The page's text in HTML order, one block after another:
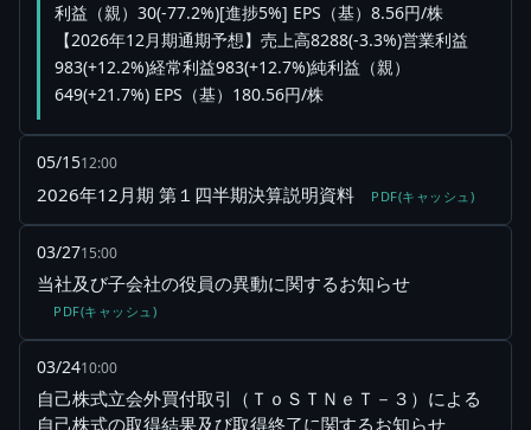
利益（親）30(-77.2%)[進捗5%] EPS（基）8.56円/株
【2026年12月期通期予想】売上高8288(-3.3%)営業利益
983(+12.2%)経常利益983(+12.7%)純利益（親）
649(+21.7%) EPS（基）180.56円/株
05/1512:00
2026年12月期 第１四半期決算説明資料 PDF(キャッシュ)
03/2715:00
当社及び子会社の役員の異動に関するお知らせ
PDF(キャッシュ)
03/2410:00
自己株式立会外買付取引（ＴｏＳＴＮｅＴ－３）による
自己株式の取得結果及び取得終了に関するお知らせ